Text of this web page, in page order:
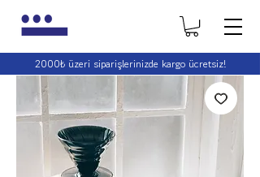
2000₺ üzeri siparişlerinizde kargo ücretsiz!